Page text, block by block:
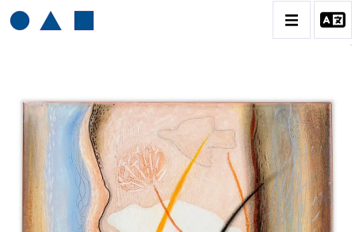
HENRI BAVIERA
BIOGRAPHIE
CATALOGUE DES OEUVRES